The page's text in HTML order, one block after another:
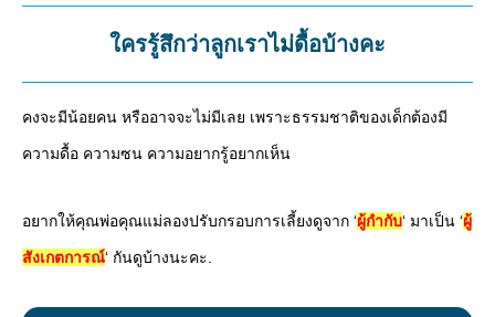
ใครรู้สึกว่าลูกเราไม่ดื้อบ้างคะ
คงจะมีน้อยคน หรืออาจจะไม่มีเลย เพราะธรรมชาติของเด็กต้องมี
ความดื้อ ความซน ความอยากรู้อยากเห็น
อยากให้คุณพ่อคุณแม่ลองปรับกรอบการเลี้ยงดูจาก ‘ผู้กำกับ‘ มาเป็น ‘ผู้
สังเกตการณ์‘ กันดูบ้างนะคะ.